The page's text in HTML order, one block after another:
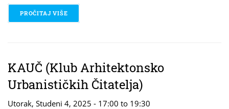
PROČITAJ VIŠE
KAUČ (Klub Arhitektonsko
Urbanističkih Čitatelja)
Utorak, Studeni 4, 2025 - 17:00 to 19:30